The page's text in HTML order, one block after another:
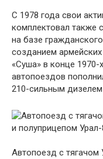
С 1978 года свои
комплектовал также
на базе
созданием
«Суша» в конце 1970-
автопоездов
210-сильным
Автопоезд с тягачом